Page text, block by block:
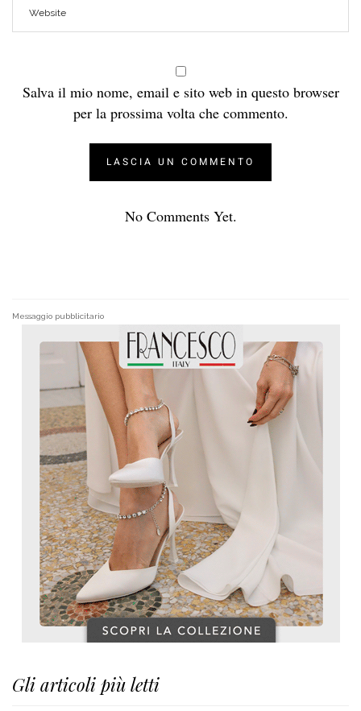
Salva il mio nome, email e sito web in questo browser
per la prossima volta che commento.
No Comments Yet.
Messaggio pubblicitario
Gli articoli più letti